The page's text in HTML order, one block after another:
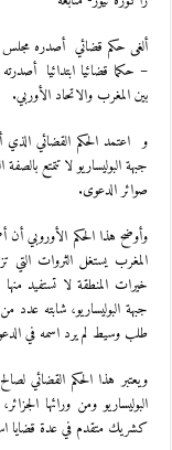
ألغى حكم قضائي أصدره مجلس
– حكما قضائيا ابتدائيا
بين المغرب والاتحاد الأوربي.
و اعتمد الحكم القضائي
جبهة البوليساريو لا تتمتع
صوائر الدعوى.
وأوضح هذا الحكم الأوروبي أن
المغرب يستغل الثروات التي
خيرات المنطقة لا تستفيد
جبهة البوليساريو، شابته عدد
طلب وسيط لم يرد اسمه في
ويعتبر هذا الحكم القضائي
البوليساريو ومن ورائها
كشريك متقدم في عدة قضايا